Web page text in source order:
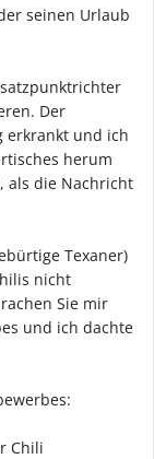
seinen Urlaub
Der
erkrankt und ich
herum
als die Nachricht
Texaner)
nicht
Sie mir
und ich dachte
Chili